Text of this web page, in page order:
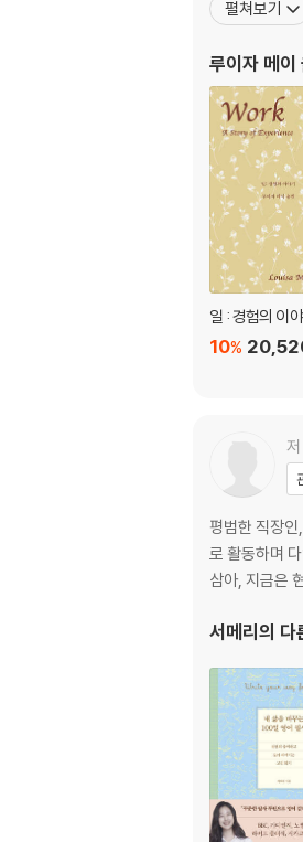
펼쳐보기
루이자 메이
일 : 경험의 이
10%
저
평범한 직장
로 활동하며
삼아, 지금은
서메리 의 다